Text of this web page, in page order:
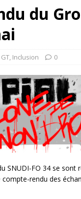
du
GT, Inclusion 0
SNUDI-FO 34 se sont
rendu des